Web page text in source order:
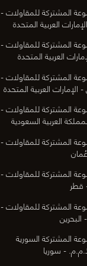
المشتركة للمقاولات -
العربية المتحدة
المشتركة للمقاولات -
العربية المتحدة
المشتركة للمقاولات -
العربية المتحدة
المشتركة للمقاولات -
العربية السعودية
المشتركة للمقاولات -
المشتركة للمقاولات -
قطر
المشتركة للمقاولات -
البحرين
المشتركة السورية
- سوريا